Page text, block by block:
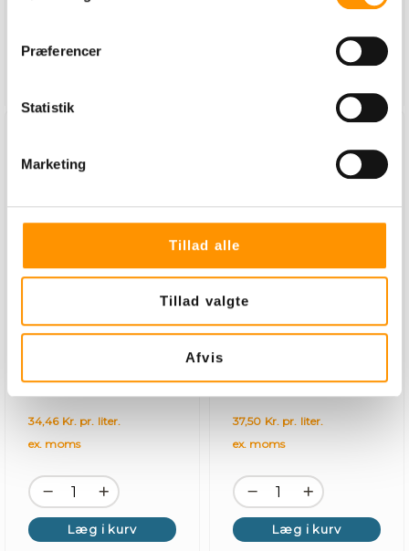
Præferencer
Statistik
Marketing
Tillad alle
Tillad valgte
Afvis
34,46 Kr. pr. liter.
ex. moms
Læg i kurv
Tenozid 8
37,50 Kr. pr. liter.
ex. moms
Læg i kurv